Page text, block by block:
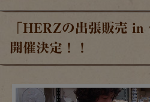
「HERZの出張販売
開催決定！！